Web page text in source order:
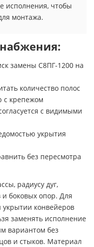
исполнения, чтобы
монтажа.
замены С8ПГ-1200 на
количество полос
с крепежом
с видимыми
укрытия
без пересмотра
радиусу дуг,
боковых опор. Для
конвейеров
заменять исполнение
вариантом без
и стыков. Материал